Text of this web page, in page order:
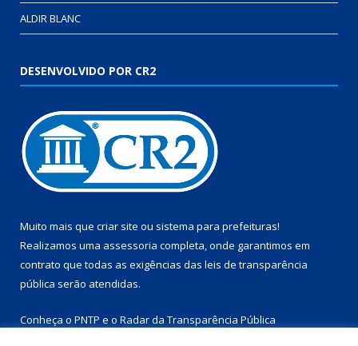
ALDIR BLANC
DESENVOLVIDO POR CR2
Muito mais que criar site ou sistema para prefeituras!
Realizamos uma assessoria completa, onde garantimos em
contrato que todas as exigências das leis de transparência
pública serão atendidas.
Conheça o PNTP e o Radar da Transparência Pública